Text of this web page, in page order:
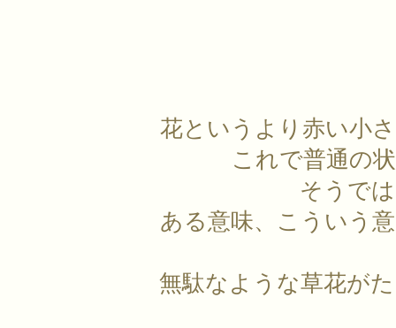
花というより赤い小
これで普通の
そうで
ある意味、こういう
無駄なような草花が